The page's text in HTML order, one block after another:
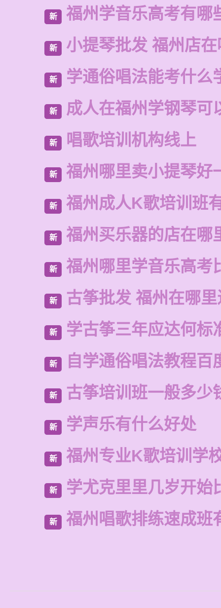
新 福州学音乐高考有哪
新 小提琴批发 福州店
新 学通俗唱法能考什么
新 成人在福州学钢琴可
新 唱歌培训机构线上
新 福州哪里卖小提琴好
新 福州成人K歌培训班
新 福州买乐器的店在哪
新 福州哪里学音乐高考
新 古筝批发 福州在哪
新 学古筝三年应达何标
新 自学通俗唱法教程百
新 古筝培训班一般多少
新 学声乐有什么好处
新 福州专业K歌培训学
新 学尤克里里几岁开始
新 福州唱歌排练速成班